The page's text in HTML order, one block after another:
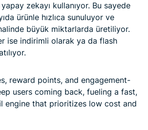
zekayı kullanıyor. Bu sayede
ürünle hızlıca sunuluyor ve
büyük miktarlarda üretiliyor.
ise indirimli olarak ya da flash
reward points, and engagement-
users coming back, fueling a fast,
engine that prioritizes low cost and